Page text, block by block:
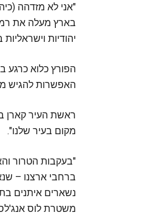
"אני לא מזדהה
בארץ מעלה את
יהודיות
האפשרות להגיש
ראשת העיר קארן
מקום בעיר שלנו".
"בעקבות הטרור
ברחבי ארצנו –
נשארים איתנים
משטרת לוס אנג'לס